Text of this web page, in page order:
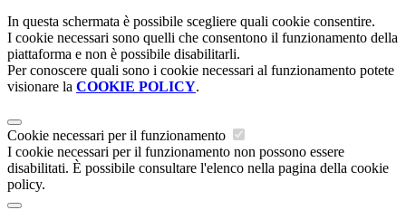
In questa schermata è possibile scegliere quali cookie consentire.
I cookie necessari sono quelli che consentono il funzionamento della
piattaforma e non è possibile disabilitarli.
Per conoscere quali sono i cookie necessari al funzionamento potete
visionare la COOKIE POLICY.
Cookie necessari per il funzionamento
I cookie necessari per il funzionamento non possono essere
disabilitati. È possibile consultare l'elenco nella pagina della cookie
policy.